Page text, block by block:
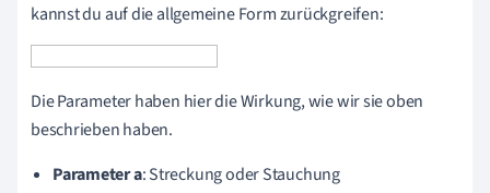
kannst du auf die allgemeine Form zurückgreifen:
Die Parameter haben hier die Wirkung, wie wir sie oben
beschrieben haben.
Parameter a: Streckung oder Stauchung